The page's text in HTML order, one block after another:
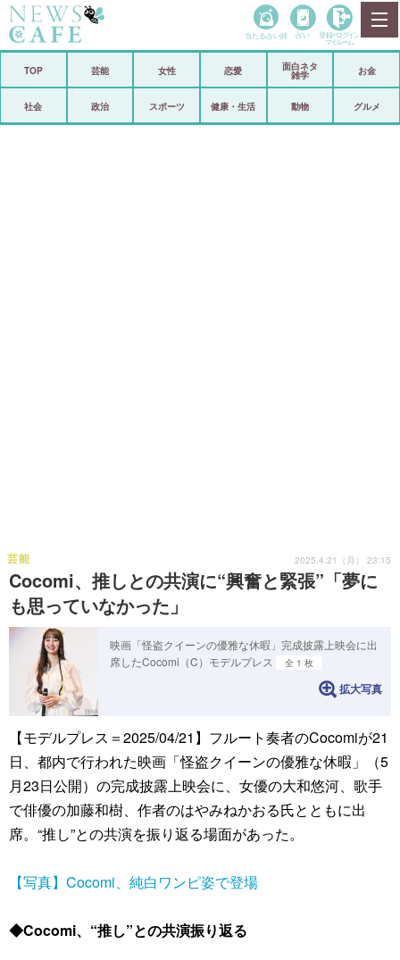
政治
当たる占い師 占い 登録• ログイン
マイルーム
TOP 芸能 女性 恋愛
面白ネタ
雑学
お金
社会 政治 スポーツ 健康・生活 動物 グルメ
Cocomi、推しとの共演に“興奮と緊張”「夢に
も思っていなかった」
芸能 2025.4.21（月） 23:15
映画「怪盗クイーンの優雅な休暇」完成披露上映会に出
席したCocomi（C）モデルプレス
全 1 枚
拡大写真
【モデルプレス＝2025/04/21】フルート奏者のCocomiが21
日、都内で行われた映画「怪盗クイーンの優雅な休暇」（5
月23日公開）の完成披露上映会に、女優の⼤和悠河、歌手
で俳優の加藤和樹、作者のはやみねかおる氏とともに出
席。“推し”との共演を振り返る場面があった。
【写真】Cocomi、純白ワンピ姿で登場
◆Cocomi、“推し”との共演振り返る